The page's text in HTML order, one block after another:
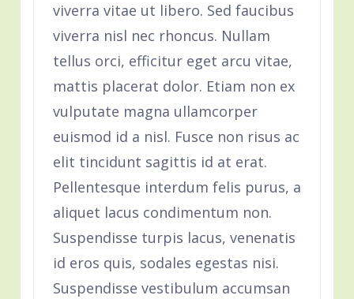
viverra vitae ut libero. Sed faucibus
viverra nisl nec rhoncus. Nullam
tellus orci, efficitur eget arcu vitae,
mattis placerat dolor. Etiam non ex
vulputate magna ullamcorper
euismod id a nisl. Fusce non risus ac
elit tincidunt sagittis id at erat.
Pellentesque interdum felis purus, a
aliquet lacus condimentum non.
Suspendisse turpis lacus, venenatis
id eros quis, sodales egestas nisi.
Suspendisse vestibulum accumsan